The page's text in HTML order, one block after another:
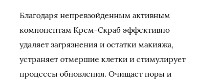
Благодаря непревзойденным активным
компонентам Крем-Скраб эффективно
удаляет загрязнения и остатки макияжа,
устраняет отмершие клетки и стимулирует
процессы обновления. Очищает поры и